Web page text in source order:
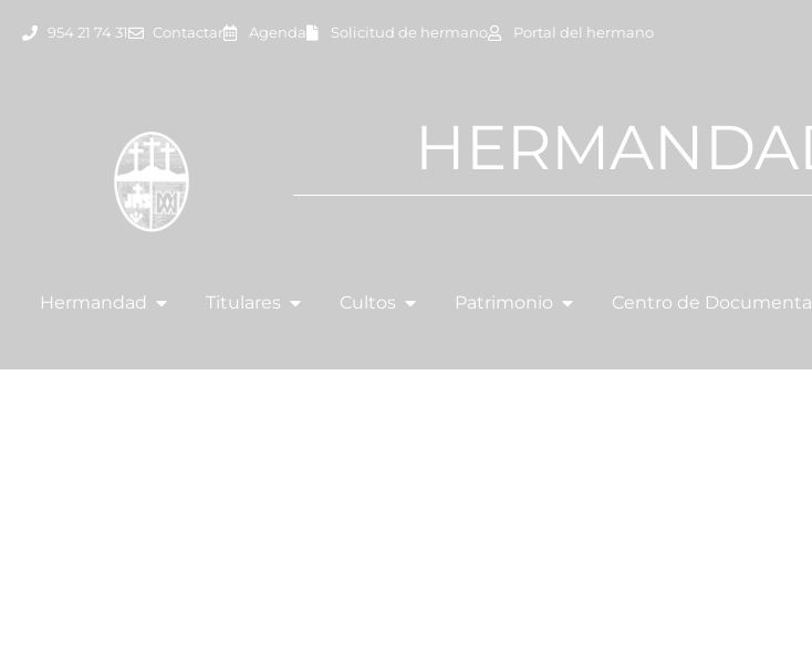
954 21 74 31 Contactar Agenda Solicitud de hermano Portal del hermano
Hermandad Titulares Cultos Patrimonio Centro de